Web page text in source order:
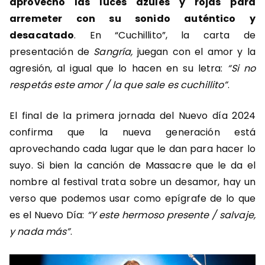
arremeter con su sonido auténtico y
desacatado. En “Cuchillito”, la carta de
presentación de Sangría, juegan con el amor y la
agresión, al igual que lo hacen en su letra: “Si no
respetás este amor / la que sale es cuchillito”.
El final de la primera jornada del Nuevo día 2024
confirma que la nueva generación está
aprovechando cada lugar que le dan para hacer lo
suyo. Si bien la canción de Massacre que le da el
nombre al festival trata sobre un desamor, hay un
verso que podemos usar como epígrafe de lo que
es el Nuevo Día: “Y este hermoso presente / salvaje,
y nada más”.